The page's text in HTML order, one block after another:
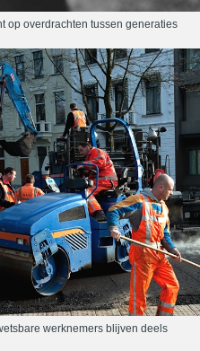
op overdrachten tussen generaties
werknemers blijven deels